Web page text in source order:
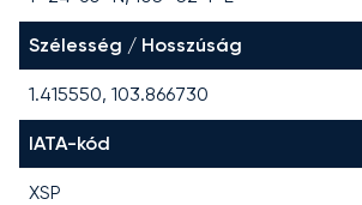
Szélesség / Hosszúság
1.415550, 103.866730
IATA-kód
XSP